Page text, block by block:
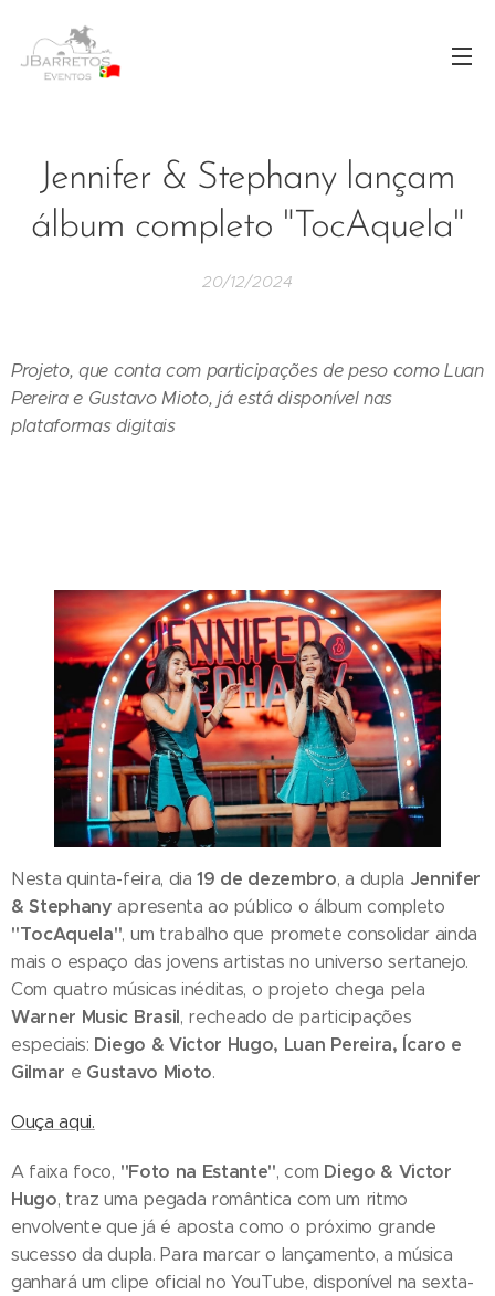
Jennifer & Stephany lançam
álbum completo "TocAquela"
20/12/2024
Projeto, que conta com participações de peso como Luan
Pereira e Gustavo Mioto, já está disponível nas
plataformas digitais
Nesta quinta-feira, dia19 de dezembro, a dupla Jennifer
& Stephany apresenta ao público o álbum completo
"TocAquela", um trabalho que promete consolidar ainda
mais o espaço das jovens artistas no universo sertanejo.
Com quatro músicas inéditas, o projeto chega pela
Warner Music Brasil, recheado de participações
especiais: Diego & Victor Hugo, Luan Pereira, Ícaro e
Gilmar e Gustavo Mioto.
Ouça aqui.
A faixa foco, "Foto na Estante", com Diego & Victor
Hugo, traz uma pegada romântica com um ritmo
envolvente que já é aposta como o próximo grande
sucesso da dupla. Para marcar o lançamento, a música
ganhará um clipe oficial no YouTube, disponível na sexta-